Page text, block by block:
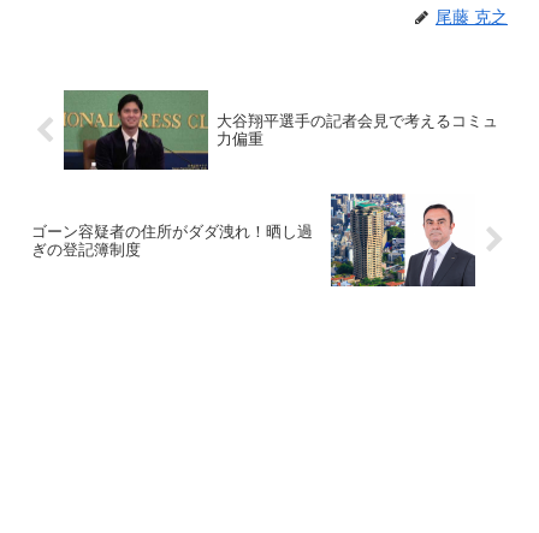
尾藤 克之
大谷翔平選手の記者会見で考えるコミュ
力偏重
ゴーン容疑者の住所がダダ洩れ！晒し過
ぎの登記簿制度